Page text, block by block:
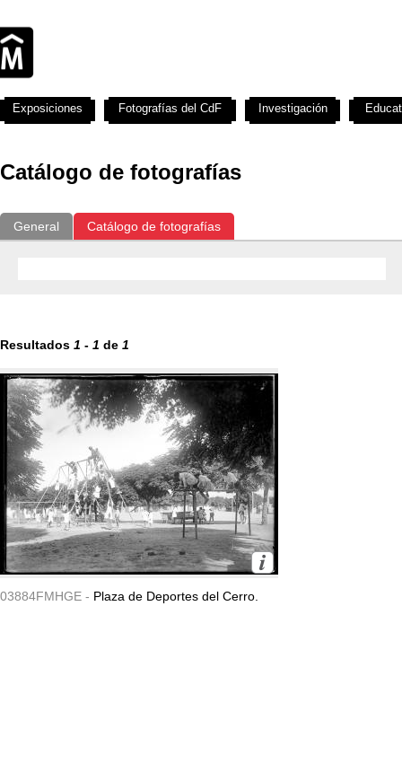
Catálogo de fotografías
General Catálogo de fotografías
Resultados 1 - 1 de 1
03884FMHGE - Plaza de Deportes del Cerro.
Exposiciones Fotografías del CdF Investigación